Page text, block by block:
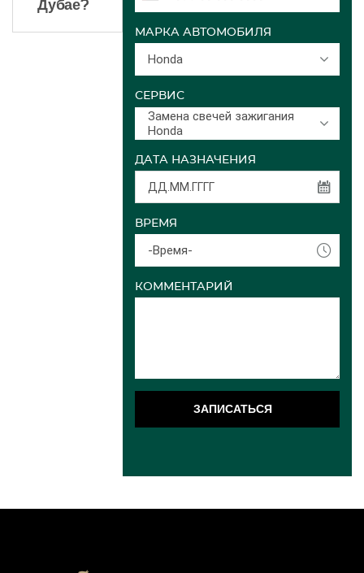
Дубае?
МАРКА АВТОМОБИЛЯ
Honda
СЕРВИС
Замена свечей зажигания
Honda
ДАТА НАЗНАЧЕНИЯ
ВРЕМЯ
-Время-
КОММЕНТАРИЙ
ЗАПИСАТЬСЯ